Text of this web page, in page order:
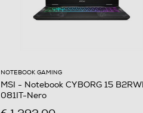
NOTEBOOK GAMING
MSI - Notebook CYBORG 15
081IT-Nero